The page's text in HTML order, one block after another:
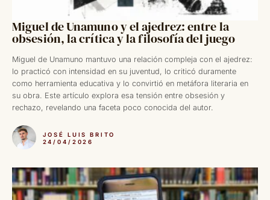
Miguel de Unamuno y el ajedrez: entre la
obsesión, la crítica y la filosofía del juego
Miguel de Unamuno mantuvo una relación compleja con el ajedrez:
lo practicó con intensidad en su juventud, lo criticó duramente
como herramienta educativa y lo convirtió en metáfora literaria en
su obra. Este artículo explora esa tensión entre obsesión y
rechazo, revelando una faceta poco conocida del autor.
JOSÉ LUIS BRITO
24/04/2026